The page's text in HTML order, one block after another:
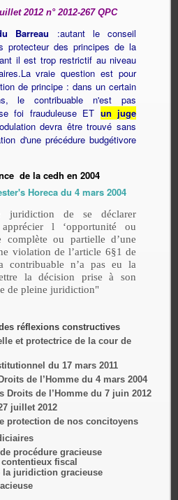
2012 n° 2012-267 QPC
Barreau :autant le conseil
protecteur des principes de la
il est trop restrictif au niveau
vraie question est pour
de principe : dans un certain
le contribuable n'est pas
foi frauduleuse ET un juge
devra être trouvé sans
d'une précédure budgétivore
de la cedh en 2004
Horeca du 4 mars 2004
de se déclarer
l ‘opportunité ou
complète ou partielle d’une
violation de l’article 6§1 de
contribuable n’a pas eu la
la décision prise à son
de pleine juridiction"
réflexions constructives
et protectrice de la cour de
du 17 mars 2011
de l’Homme du 4 mars 2004
Droits de l’Homme du 7 juin 2012
juillet 2012
protection de nos concitoyens
procédure gracieuse
fiscal
la juridiction gracieuse